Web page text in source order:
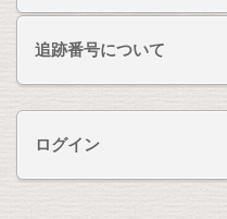
追跡番号について
ログイン